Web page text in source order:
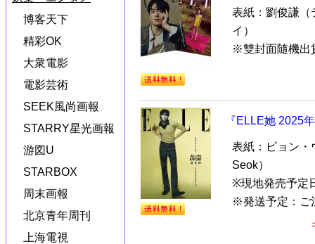
博客天下
精彩OK
大衆電影
電影芸術
SEEK風尚画報
STARRY星光画報
游図U
STARBOX
周末画報
北京青年周刊
上海電視
表紙：劉俊謙（
イ）
※雙封面隨機出
『ELLE她 2025
表紙：ピョン・
Seok）
※現地発売予定
※発送予定：ご